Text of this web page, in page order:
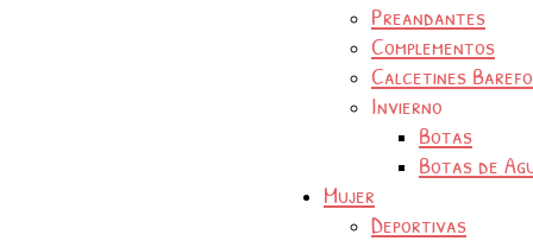
Preandantes
Complementos
Calcetines
Invierno
Botas
Botas de
Mujer
Deportivas